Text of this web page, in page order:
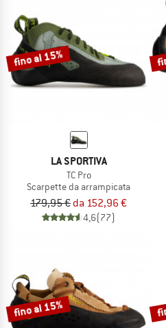
fino al 15%
LA SPORTIVA
TC Pro
Scarpette da arrampicata
179,95 € da 152,96 €
4,6(77)
fino al 15%